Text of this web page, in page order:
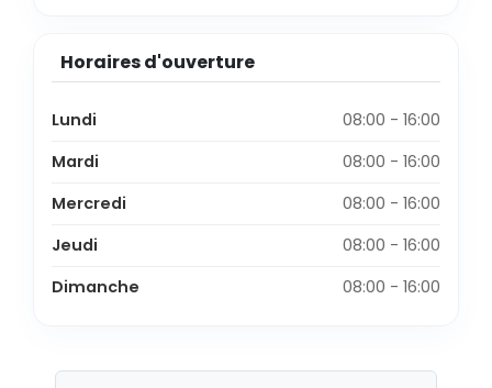
Horaires d'ouverture
Lundi
08:00 - 16:00
Mardi
08:00 - 16:00
Mercredi
08:00 - 16:00
Jeudi
08:00 - 16:00
Dimanche
08:00 - 16:00